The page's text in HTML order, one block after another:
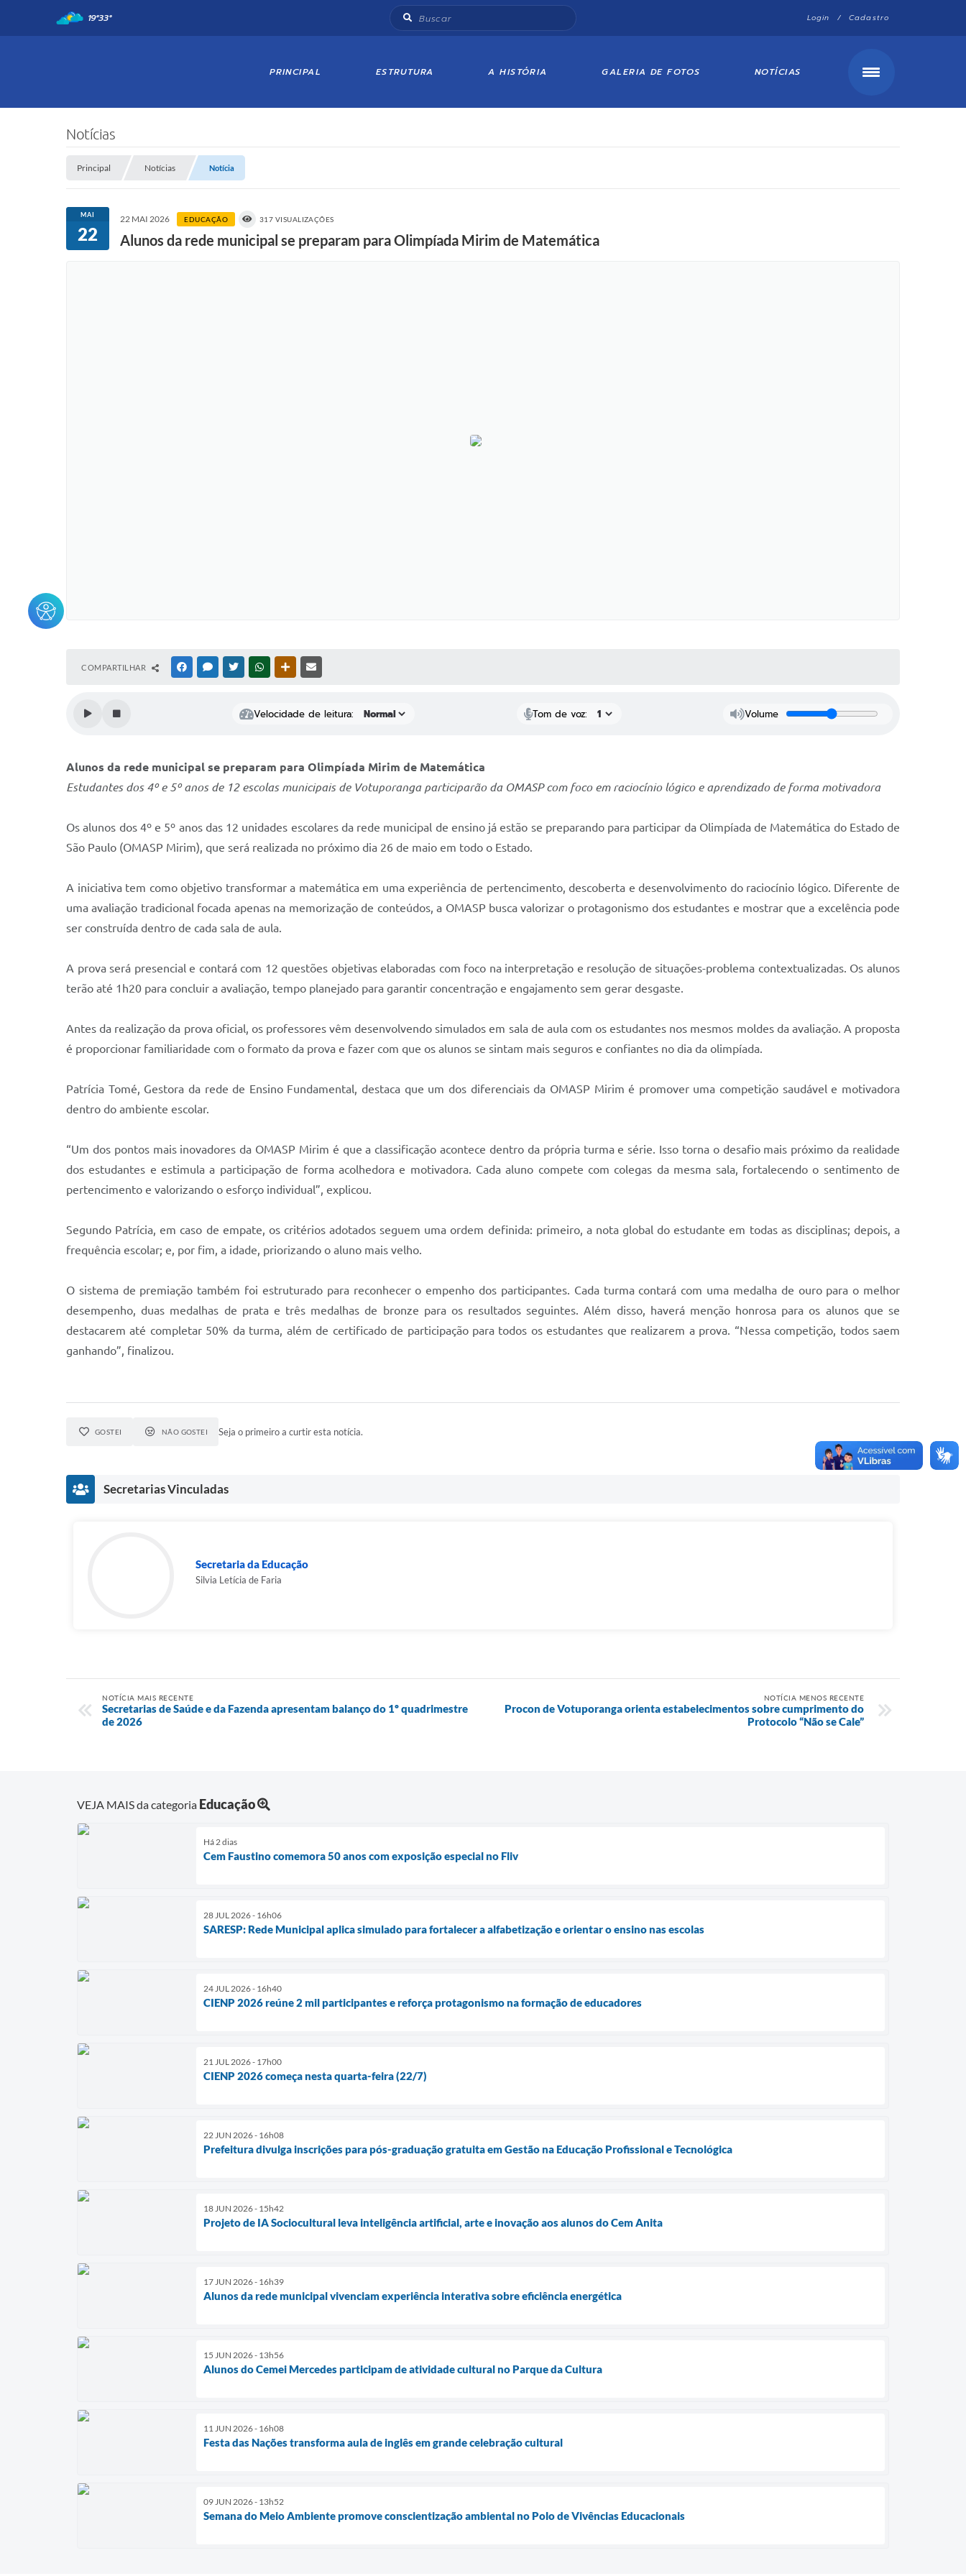
Login / Cadastro
19°33°
PRINCIPAL ESTRUTURA A HISTÓRIA GALERIA DE FOTOS NOTÍCIAS
Notícias
Principal Notícias Notícia
MAI
22
22 MAI 2026 EDUCAÇÃO 317 VISUALIZAÇÕES
Alunos da rede municipal se preparam para Olimpíada Mirim de Matemática
COMPARTILHAR FACEBOOKMESSENGER
TWITTERWHATSAPPOUTRAS MÍDIAS
Velocidade de leitura: Tom de voz: Volume
Alunos da rede municipal se preparam para Olimpíada Mirim de Matemática
Estudantes dos 4º e 5º anos de 12 escolas municipais de Votuporanga participarão da OMASP com foco em raciocínio lógico e aprendizado de forma motivadora
Os alunos dos 4º e 5º anos das 12 unidades escolares da rede municipal de ensino já estão se preparando para participar da Olimpíada de Matemática do Estado de
São Paulo (OMASP Mirim), que será realizada no próximo dia 26 de maio em todo o Estado.
A iniciativa tem como objetivo transformar a matemática em uma experiência de pertencimento, descoberta e desenvolvimento do raciocínio lógico. Diferente de
uma avaliação tradicional focada apenas na memorização de conteúdos, a OMASP busca valorizar o protagonismo dos estudantes e mostrar que a excelência pode
ser construída dentro de cada sala de aula.
A prova será presencial e contará com 12 questões objetivas elaboradas com foco na interpretação e resolução de situações-problema contextualizadas. Os alunos
terão até 1h20 para concluir a avaliação, tempo planejado para garantir concentração e engajamento sem gerar desgaste.
Antes da realização da prova oficial, os professores vêm desenvolvendo simulados em sala de aula com os estudantes nos mesmos moldes da avaliação. A proposta
é proporcionar familiaridade com o formato da prova e fazer com que os alunos se sintam mais seguros e confiantes no dia da olimpíada.
Patrícia Tomé, Gestora da rede de Ensino Fundamental, destaca que um dos diferenciais da OMASP Mirim é promover uma competição saudável e motivadora
dentro do ambiente escolar.
“Um dos pontos mais inovadores da OMASP Mirim é que a classificação acontece dentro da própria turma e série. Isso torna o desafio mais próximo da realidade
dos estudantes e estimula a participação de forma acolhedora e motivadora. Cada aluno compete com colegas da mesma sala, fortalecendo o sentimento de
pertencimento e valorizando o esforço individual”, explicou.
Segundo Patrícia, em caso de empate, os critérios adotados seguem uma ordem definida: primeiro, a nota global do estudante em todas as disciplinas; depois, a
frequência escolar; e, por fim, a idade, priorizando o aluno mais velho.
O sistema de premiação também foi estruturado para reconhecer o empenho dos participantes. Cada turma contará com uma medalha de ouro para o melhor
desempenho, duas medalhas de prata e três medalhas de bronze para os resultados seguintes. Além disso, haverá menção honrosa para os alunos que se
destacarem até completar 50% da turma, além de certificado de participação para todos os estudantes que realizarem a prova. “Nessa competição, todos saem
ganhando”, finalizou.
GOSTEI NÃO GOSTEI Seja o primeiro a curtir esta notícia.
Secretarias Vinculadas
Secretaria da Educação
Silvia Letícia de Faria
NOTÍCIA MAIS RECENTE
Secretarias de Saúde e da Fazenda apresentam balanço do 1º quadrimestre
de 2026
NOTÍCIA MENOS RECENTE
Procon de Votuporanga orienta estabelecimentos sobre cumprimento do
Protocolo “Não se Cale”
VEJA MAIS da categoria Educação
Há 2 dias
Cem Faustino comemora 50 anos com exposição especial no Fliv
28 JUL 2026 - 16h06
SARESP: Rede Municipal aplica simulado para fortalecer a alfabetização e orientar o ensino nas escolas
24 JUL 2026 - 16h40
CIENP 2026 reúne 2 mil participantes e reforça protagonismo na formação de educadores
21 JUL 2026 - 17h00
CIENP 2026 começa nesta quarta-feira (22/7)
22 JUN 2026 - 16h08
Prefeitura divulga inscrições para pós-graduação gratuita em Gestão na Educação Profissional e Tecnológica
18 JUN 2026 - 15h42
Projeto de IA Sociocultural leva inteligência artificial, arte e inovação aos alunos do Cem Anita
17 JUN 2026 - 16h39
Alunos da rede municipal vivenciam experiência interativa sobre eficiência energética
15 JUN 2026 - 13h56
Alunos do Cemei Mercedes participam de atividade cultural no Parque da Cultura
11 JUN 2026 - 16h08
Festa das Nações transforma aula de inglês em grande celebração cultural
09 JUN 2026 - 13h52
Semana do Meio Ambiente promove conscientização ambiental no Polo de Vivências Educacionais